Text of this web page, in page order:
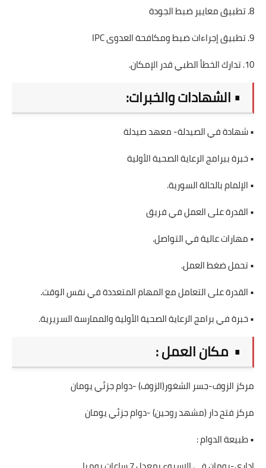
8. تطبيق معايير ضبط الجودة
9. تطبيق إجراءات ضبط ومكافحة العدوى IPC
10. تدارك الخطأ الطبي قدر الإمكان.
• الشهادات والخبرات:
• شهادة في الصيدلة- معهد صيدلة
• خبرة ببرامج الرعاية الصحية الأولية
• الإلمام بالحالة السورية.
• القدرة على العمل في فريق
• مهارات عالية في التواصل.
• تحمل ضغط العمل.
• القدرة على التعامل مع المهام المتعددة في نفس الوقت.
• خبرة في برامج الرعاية الصحية الأولية والممارسة السريرية.
• مكان العمل :
مركز الزوف-جسر الشغور(الزوف) -دوام جزئي يومان
مركز فتح دار (مشهد روحين) -دوام جزئي يومان
• طبيعة الدوام :